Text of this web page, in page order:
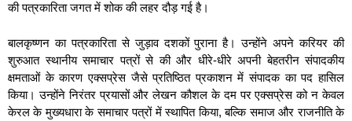
की पत्रकारिता जगत में शोक की लहर दौड़ गई है।
बालकृष्णन का पत्रकारिता से जुड़ाव दशकों पुराना है। उन्होंने अपने करियर की
शुरुआत स्थानीय समाचार पत्रों से की और धीरे-धीरे अपनी बेहतरीन संपादकीय
क्षमताओं के कारण एक्सप्रेस जैसे प्रतिष्ठित प्रकाशन में संपादक का पद हासिल
किया। उन्होंने निरंतर प्रयासों और लेखन कौशल के दम पर एक्सप्रेस को न केवल
केरल के मुख्यधारा के समाचार पत्रों में स्थापित किया, बल्कि समाज और राजनीति के